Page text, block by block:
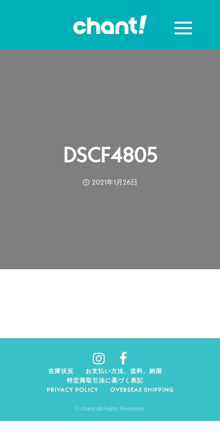
DSCF4805
2021年1月26日
在庫状況
お支払い方法、送料、納期
特定商取引法に基づく表記
PRIVACY POLICY
OVERSEAS SHIPPING
© chant! All Rights Reserved.